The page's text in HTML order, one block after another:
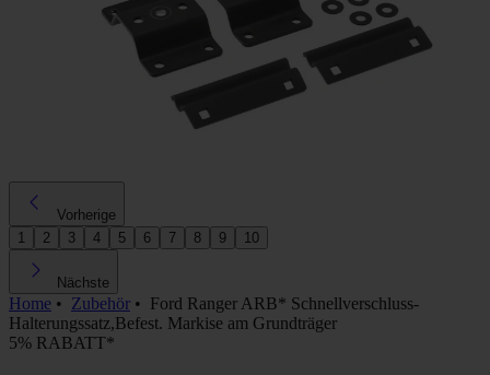
Vorherige
1
2 3 4 5 6 7 8 9 10
Nächste
Home • Zubehör • Ford Ranger ARB* Schnellverschluss-
Halterungssatz,Befest. Markise am Grundträger
5% RABATT*